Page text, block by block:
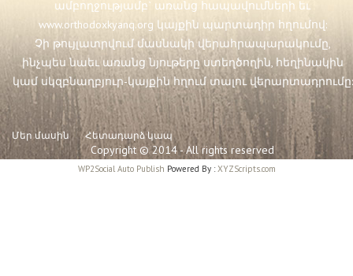
ամբողջությամբ` առանց հապավումների եւ
www.orthodoxkyanq.org կայքին պարտադիր հղումով:
Չի թույլատրվում մասնակի վերահրապարակումը,
ինչպես նաեւ առանց նյութերը ստեղծողին, հեղինակին
կամ սկզբնաղբյուր-կայքին հղում տալու վերարտադրումը:
Մեր մասին Հետադարձ կապ
Copyright © 2014 - All rights reserved
WP2Social Auto Publish Powered By :XYZScripts.com